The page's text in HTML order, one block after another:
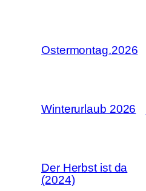
Ostermontag.2026
Winterurlaub 2026
Der Herbst ist da
(2024)